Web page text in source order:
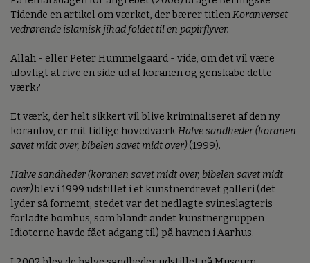
Tidende en artikel om værket, der bærer titlenKoranverset
vedrørende islamisk jihad foldet til en papirflyver.
Allah - eller Peter Hummelgaard - vide, om det vil være
ulovligt at rive en side ud af koranen og genskabe dette
værk?
Et værk, der helt sikkert vil blive kriminaliseret af den ny
koranlov, er mit tidlige hovedværkHalve sandheder (koranen
savet midt over, bibelen savet midt over) (1999).
Halve sandheder (koranen savet midt over, bibelen savet midt
over)blev i 1999 udstillet i et kunstnerdrevet galleri (det
lyder så fornemt; stedet var det nedlagte svineslagteris
forladte bomhus, som blandt andet kunstnergruppen
Idioterne havde fået adgang til) på havnen i Aarhus.